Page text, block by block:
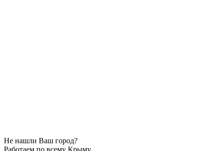
Не нашли Ваш город?
Работаем по всему Крыму